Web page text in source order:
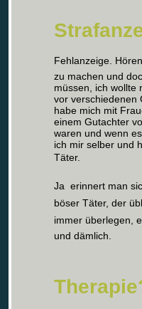
Fehlanzeige.
zu machen und
müssen, ich wollte
vor verschiedenen
habe mich mit
einem Gutachter
waren und wenn
ich mir selber und
Täter.
Ja  erinnert man
böser Täter, der
immer überlegen,
und dämlich.